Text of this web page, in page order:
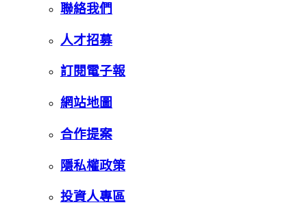
聯絡我們
人才招募
訂閱電子報
網站地圖
合作提案
隱私權政策
投資人專區